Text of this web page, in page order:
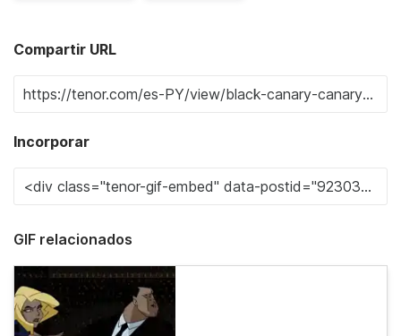
Compartir URL
Incorporar
GIF relacionados